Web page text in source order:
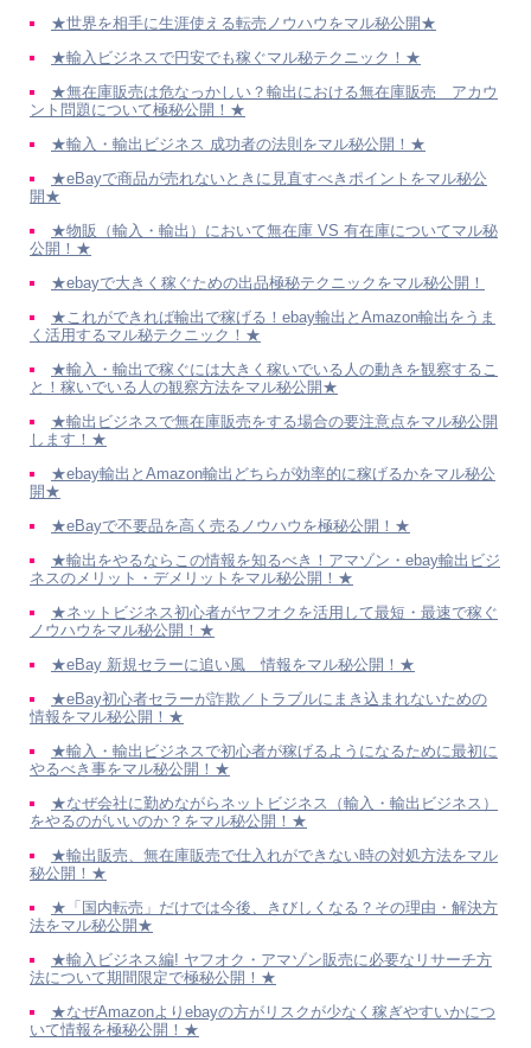
★世界を相手に生涯使える転売ノウハウをマル秘公開★
★輸入ビジネスで円安でも稼ぐマル秘テクニック！★
★無在庫販売は危なっかしい？輸出における無在庫販売 アカウ
ント問題について極秘公開！★
★輸入・輸出ビジネス 成功者の法則をマル秘公開！★
★eBayで商品が売れないときに見直すべきポイントをマル秘公
開★
★物販（輸入・輸出）において無在庫 VS 有在庫についてマル秘
公開！★
★ebayで大きく稼ぐための出品極秘テクニックをマル秘公開！
★これができれば輸出で稼げる！ebay輸出とAmazon輸出をうま
く活用するマル秘テクニック！★
★輸入・輸出で稼ぐには大きく稼いでいる人の動きを観察するこ
と！稼いでいる人の観察方法をマル秘公開★
★輸出ビジネスで無在庫販売をする場合の要注意点をマル秘公開
します！★
★ebay輸出とAmazon輸出どちらが効率的に稼げるかをマル秘公
開★
★eBayで不要品を高く売るノウハウを極秘公開！★
★輸出をやるならこの情報を知るべき！アマゾン・ebay輸出ビジ
ネスのメリット・デメリットをマル秘公開！★
★ネットビジネス初心者がヤフオクを活用して最短・最速で稼ぐ
ノウハウをマル秘公開！★
★eBay 新規セラーに追い風 情報をマル秘公開！★
★eBay初心者セラーが詐欺／トラブルにまき込まれないための
情報をマル秘公開！★
★輸入・輸出ビジネスで初心者が稼げるようになるために最初に
やるべき事をマル秘公開！★
★なぜ会社に勤めながらネットビジネス（輸入・輸出ビジネス）
をやるのがいいのか？をマル秘公開！★
★輸出販売、無在庫販売で仕入れができない時の対処方法をマル
秘公開！★
★「国内転売」だけでは今後、きびしくなる？その理由・解決方
法をマル秘公開★
★輸入ビジネス編! ヤフオク・アマゾン販売に必要なリサーチ方
法について期間限定で極秘公開！★
★なぜAmazonよりebayの方がリスクが少なく稼ぎやすいかにつ
いて情報を極秘公開！★